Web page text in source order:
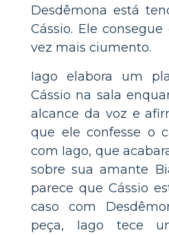
Desdêmona está
Cássio. Ele
vez mais ciumento.
Iago elabora um
Cássio na sala
alcance da voz e
que ele confesse o
com Iago, que
sobre sua amante
parece que Cássio
caso com
peça, Iago tece